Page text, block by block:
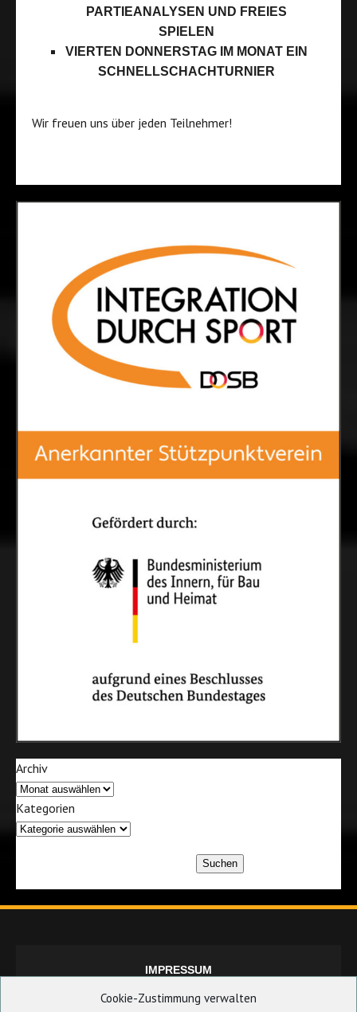
Cookie-Zustimmung verwalten
PARTIEANALYSEN UND FREIES
SPIELEN
VIERTEN DONNERSTAG IM MONAT EIN
SCHNELLSCHACHTURNIER
Wir freuen uns über jeden Teilnehmer!
Archiv
Kategorien
Suchen
IMPRESSUM